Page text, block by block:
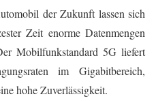
der Zukunft lassen sich
Zeit enorme Datenmengen
Mobilfunkstandard 5G liefert
im Gigabitbereich,
hohe Zuverlässigkeit.